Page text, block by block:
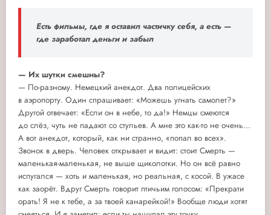
Есть фильмы, где я оставил частичку себя, а есть —
где заработал деньги и забыл
— Их шутки смешны?
— По-разному. Немецкий анекдот. Два полицейских
в аэропорту. Один спрашивает: «Можешь угнать самолет?»
Другой отвечает: «Если он в небе, то да!» Немцы смеются
до слёз, чуть не падают со стульев. А мне это как-то не очень...
А вот анекдот, который, как ни странно, «попал во всех».
Звонок в дверь. Человек открывает и видит: стоит Смерть —
маленькая-маленькая, не выше щиколотки. Но он всё равно
испугался — хоть и маленькая, но реальная, с косой. В ужасе
как заорёт. Вдруг Смерть говорит птичьим голосом: «Прекрати
орать! Я не к тебе, а за твоей канарейкой!» Вообще люди хотят